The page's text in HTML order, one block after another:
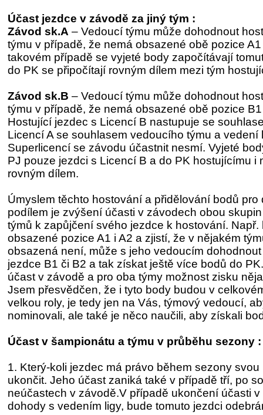
Účast jezdce v závodě za jiný tým :
Závod sk.A – Vedoucí týmu může dohodnout
týmu v případě, že nemá obsazené obě pozice
takovém případě se vyjeté body započítávají
do PK se připočítají rovným dílem mezi tým
Závod sk.B – Vedoucí týmu může dohodnout
týmu v případě, že nemá obsazené obě pozice
Hostující jezdec s Licencí B nastupuje se
Licencí A se souhlasem vedoucího týmu a vedení
Superlicencí se závodu účastnit nesmí. Vyjeté
PJ pouze jezdci s Licencí B a do PK hostujícímu i
rovným dílem.
Úmyslem těchto hostování a přidělování bodů pro
podílem je zvýšení účasti v závodech obou
týmů k zapůjčení svého jezdce k hostování. Např.
obsazené pozice A1 i A2 a zjistí, že v nějakém
obsazená není, může s jeho vedoucím
jezdce B1 či B2 a tak získat ještě více bodů do
účast v závodě a pro oba týmy možnost zisku
Jsem přesvědčen, že i tyto body budou v
velkou roly, je tedy jen na Vás, týmový vedoucí,
nominovali, ale také je něco naučili, aby získali
Účast v šampionátu a týmu v průběhu sezony :
1. Který-koli jezdec má právo během sezony
ukončit. Jeho účast zaniká také v případě tří, po
neúčastech v závodě.V případě ukončení účasti
dohody s vedením ligy, bude tomuto jezdci